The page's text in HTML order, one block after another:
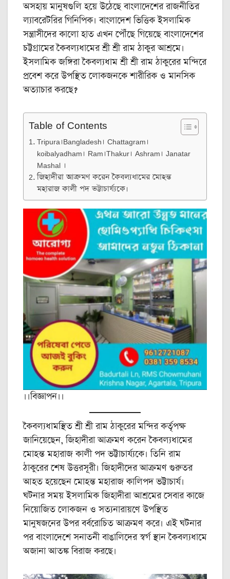
অসহায় মানুষগুলি হয়ে উঠেছে বাংলাদেশের রাজনীতির
ল্যাবরেটরির গিনিপিক। বাংলাদেশ ভিত্তিক ইসলামিক
সন্ত্রাসীদের কালো হাত এখন পৌঁছে গিয়েছে বাংলাদেশের
চট্টগ্রামের কৈবল্যধামের শ্রী শ্রী রাম ঠাকুর আশ্রমে।
ইসলামিক জঙ্গিরা কৈবল্যধাম শ্রী শ্রী রাম ঠাকুরের মন্দিরে
প্রবেশ করে উপস্থিত লোকজনকে শারীরিক ও মানসিক
অত্যাচার করছে?
Table of Contents
Tripura।Bangladesh। Chattagram।
koibalyadham। Ram।Thakur। Ashram। Janatar
Mashal ।
জিহাদীরা আক্রমণ করেন কৈবল্যধামের মোহন্ত
মহারাজ কালী পদ ভট্টাচার্য্যকে।
।।বিজ্ঞাপন।।
কৈবল্যধামস্থিত শ্রী শ্রী রাম ঠাকুরের মন্দির কর্তৃপক্ষ
জানিয়েছেন, জিহাদীরা আক্রমণ করেন কৈবল্যধামের
মোহন্ত মহারাজ কালী পদ ভট্টাচার্য্যকে। তিনি রাম
ঠাকুরের শেষ উত্তরসূরী। জিহাদীদের আক্রমণ গুরুতর
আহত হয়েছেন মোহন্ত মহারাজ কালিপদ ভট্টাচার্য।
ঘটনার সময় ইসলামিক জিহাদীরা আশ্রমের সেবার কাজে
নিয়োজিত লোকজন ও সত্যনারায়ণে উপস্থিত
মানুষজনের উপর বর্বরোচিত আক্রমণ করে। এই ঘটনার
পর বাংলাদেশে সনাতনী বাঙালিদের স্বর্গ স্থান কৈবল্যধামে
অজানা আতঙ্ক বিরাজ করছে।